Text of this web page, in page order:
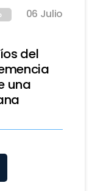
06 Julio
del
una